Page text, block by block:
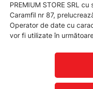
PREMIUM STORE SRL
Caramfil nr 87,
Operator de date cu
vor fi utilizate în